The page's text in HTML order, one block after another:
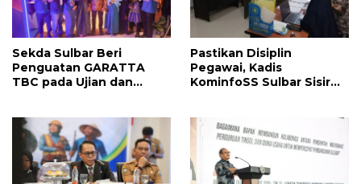
Sekda Sulbar Beri
Penguatan GARATTA
TBC pada Ujian dan
Pastikan Disiplin
Pegawai, Kadis
KominfoSS Sulbar Sisir